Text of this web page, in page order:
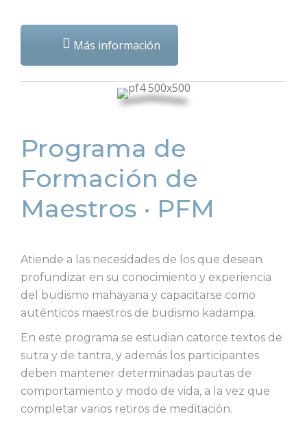
Más información
Programa de
Formación de
Maestros · PFM
Atiende a las necesidades de los que desean
profundizar en su conocimiento y experiencia
del budismo mahayana y capacitarse como
auténticos maestros de budismo kadampa.
En este programa se estudian catorce textos de
sutra y de tantra, y además los participantes
deben mantener determinadas pautas de
comportamiento y modo de vida, a la vez que
completar varios retiros de meditación.